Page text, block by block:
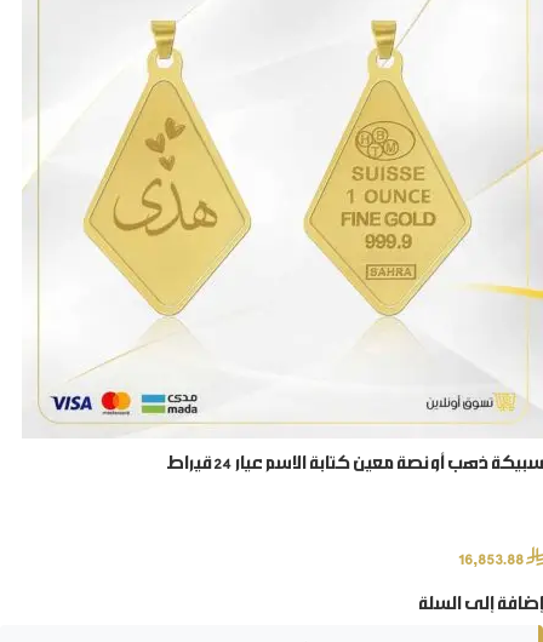
سبيكة ذهب أونصة معين كتابة الاسم عيار 24 قيراط
⃁
إضافة إلى السلة